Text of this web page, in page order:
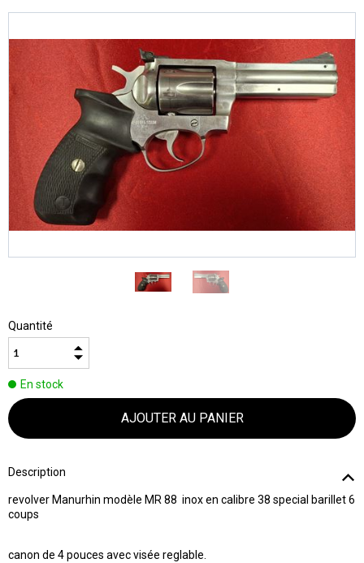
Quantité
En stock
Description
revolver Manurhin modèle MR 88 inox en calibre 38 special barillet 6
coups
canon de 4 pouces avec visée reglable.